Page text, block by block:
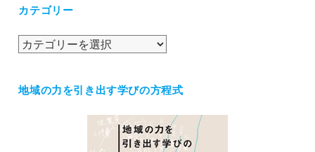
イ
カテゴリー
カ
リ
地域の力を引き出す学びの方程式